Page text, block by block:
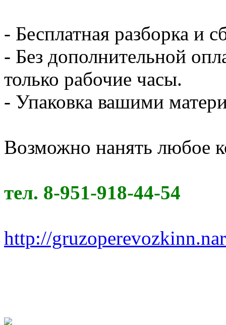
- Бесплатная разборка и
- Без дополнительной
только рабочие часы.
- Упаковка вашими
Возможно нанять любое
тел. 8-951-918-44-54
http://